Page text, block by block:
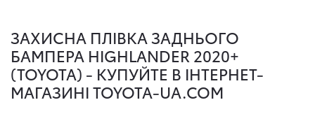
ЗАХИСНА ПЛІВКА ЗАДНЬОГО
БАМПЕРА HIGHLANDER 2020+
(TOYOTA) - КУПУЙТЕ В ІНТЕРНЕТ-
МАГАЗИНІ TOYOTA-UA.COM